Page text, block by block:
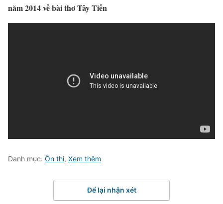
năm 2014 về bài thơ Tây Tiến
Danh mục: Ôn thi, Xem thêm
Để lại nhận xét